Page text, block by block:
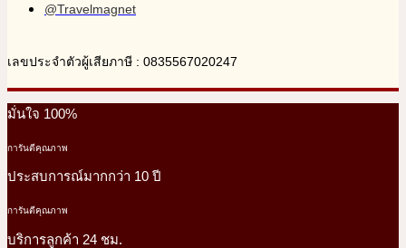
@Travelmagnet
เลขประจำตัวผู้เสียภาษี : 0835567020247
มั่นใจ 100%
การันตีคุณภาพ
ประสบการณ์มากกว่า 10 ปี
การันตีคุณภาพ
บริการลูกค้า 24 ชม.